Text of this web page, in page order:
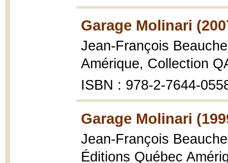
Garage Molinari
Jean-François
Amérique, Collection
ISBN : 978-2-7644-
Garage Molinari
Jean-François
Éditions Québec